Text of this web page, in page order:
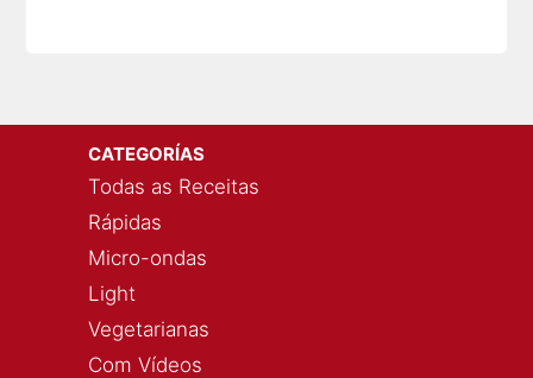
CATEGORÍAS
Todas as Receitas
Rápidas
Micro-ondas
Light
Vegetarianas
Com Vídeos